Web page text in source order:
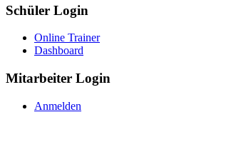
Schüler Login
Online Trainer
Dashboard
Mitarbeiter Login
Anmelden